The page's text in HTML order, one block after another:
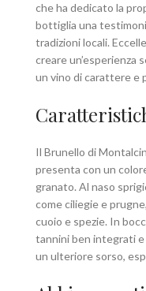
che ha dedicato la
bottiglia una
tradizioni locali.
creare un’esperienza
un vino di carattere e
Il Brunello di
presenta con un
granato. Al naso
come ciliegie e
cuoio e spezie. In
tannini ben integrati
un ulteriore sorso,